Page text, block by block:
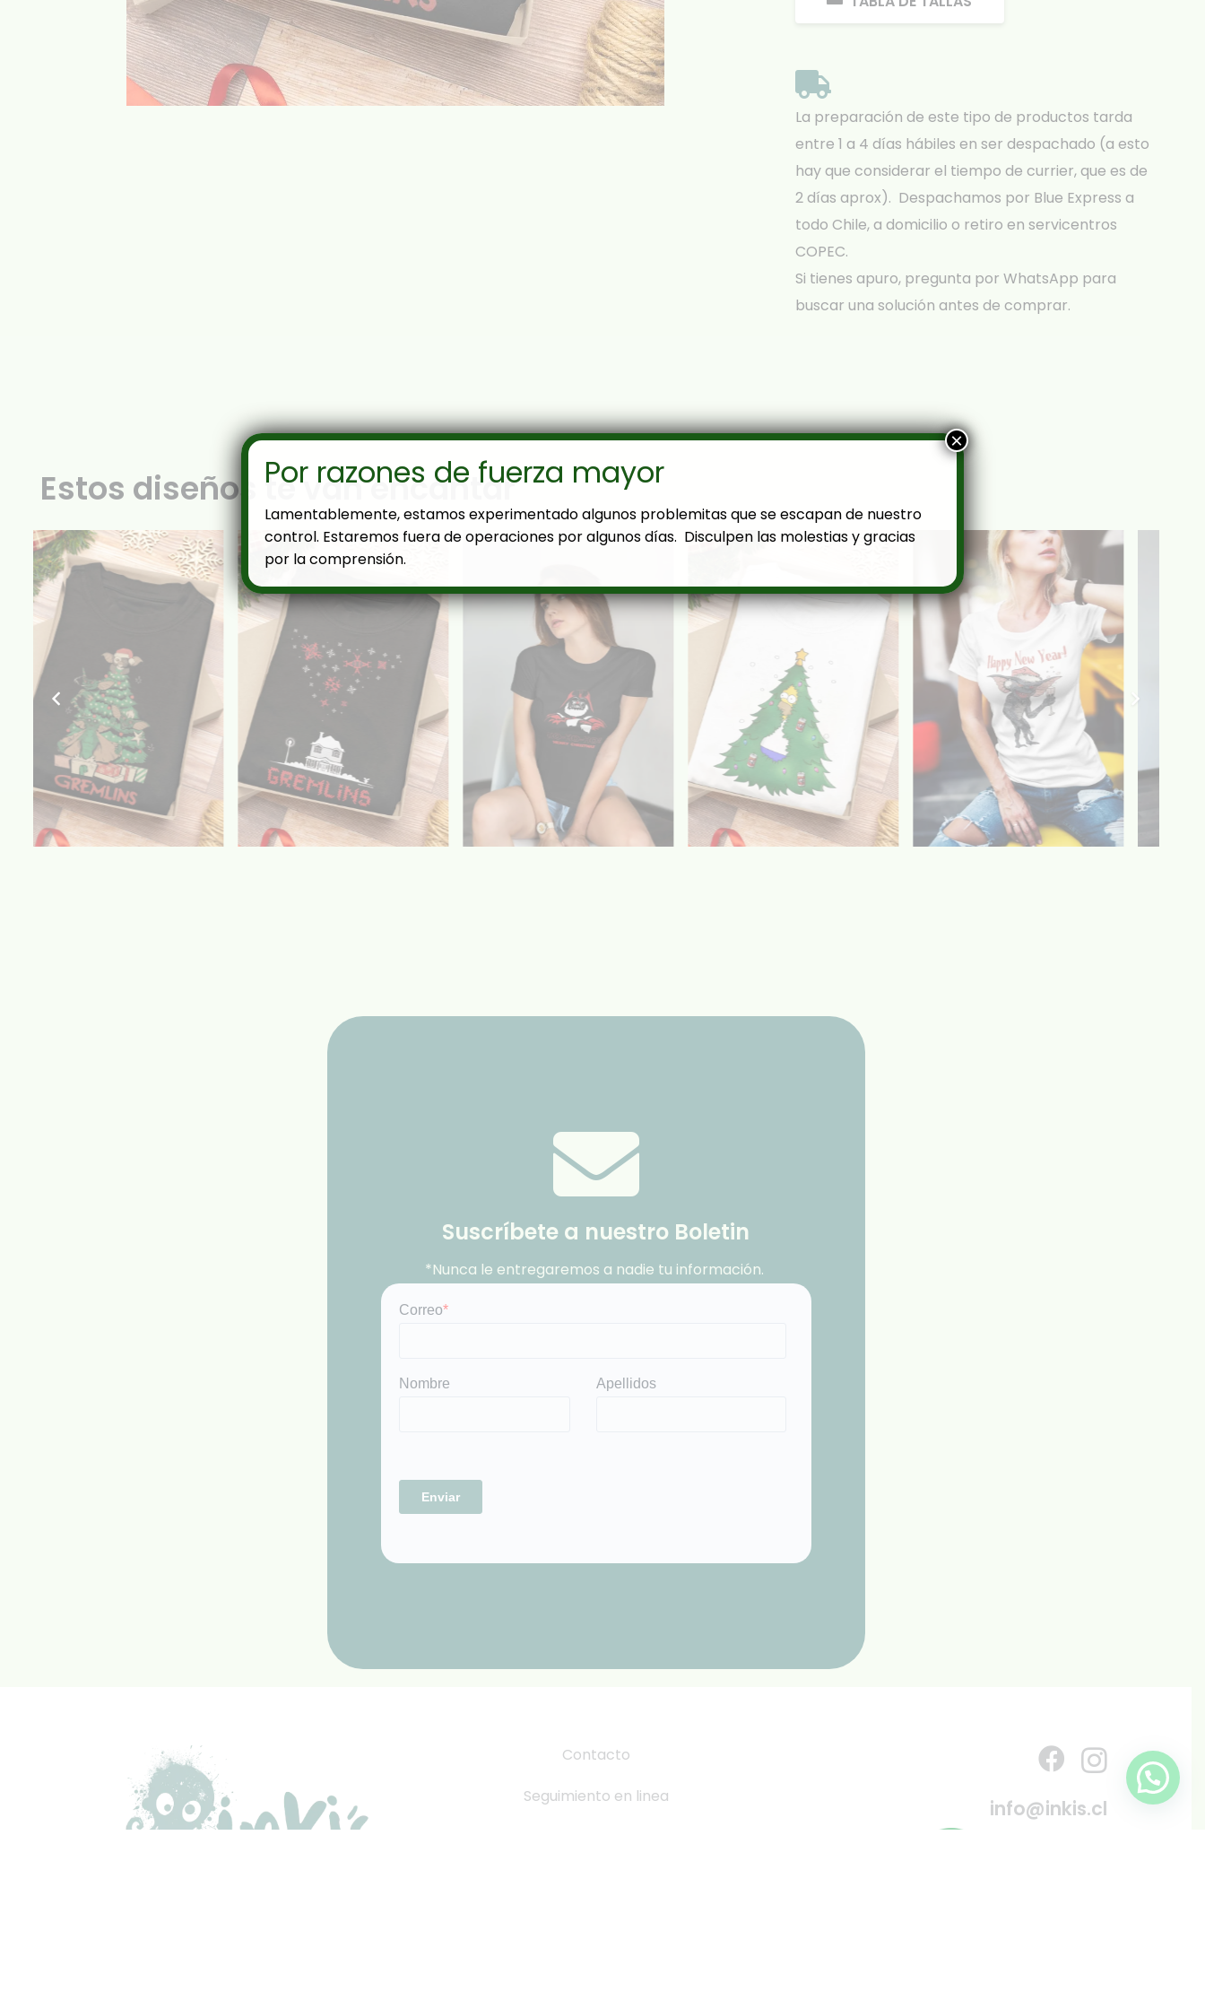
La preparación de este tipo de productos tarda
entre 1 a 4 días hábiles en ser despachado (a esto
hay que considerar el tiempo de currier, que es de
2 días aprox). Despachamos por Blue Express a
todo Chile, a domicilio o retiro en servicentros
COPEC.
Si tienes apuro, pregunta por WhatsApp para
buscar una solución antes de comprar.
Estos diseños te van encantar
Suscríbete a nuestro Boletin
*Nunca le entregaremos a nadie tu información.
Contacto
Seguimiento en linea
info@inkis.cl
Por razones de fuerza mayor
Lamentablemente, estamos experimentado algunos problemitas que se escapan de nuestro
control. Estaremos fuera de operaciones por algunos días. Disculpen las molestias y gracias
por la comprensión.
×